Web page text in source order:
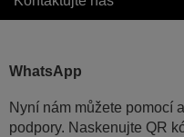
WhatsApp
Nyní nám můžete pomocí
podpory. Naskenujte QR